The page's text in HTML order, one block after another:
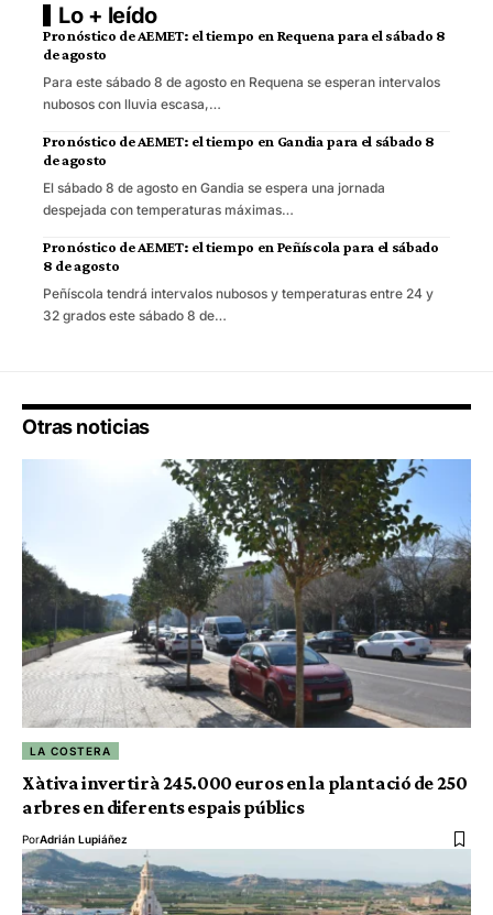
Lo + leído
Pronóstico de AEMET: el tiempo en Requena para el sábado 8
de agosto
Para este sábado 8 de agosto en Requena se esperan intervalos
nubosos con lluvia escasa,…
Pronóstico de AEMET: el tiempo en Gandia para el sábado 8
de agosto
El sábado 8 de agosto en Gandia se espera una jornada
despejada con temperaturas máximas…
Pronóstico de AEMET: el tiempo en Peñíscola para el sábado
8 de agosto
Peñíscola tendrá intervalos nubosos y temperaturas entre 24 y
32 grados este sábado 8 de…
Otras noticias
LA COSTERA
Xàtiva invertirà 245.000 euros en la plantació de 250
arbres en diferents espais públics
PorAdrián Lupiáñez